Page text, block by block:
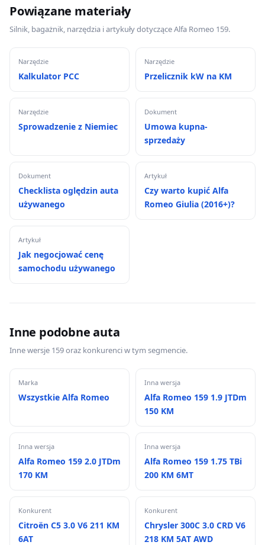
Powiązane materiały
Silnik, bagażnik, narzędzia i artykuły dotyczące Alfa Romeo 159.
Narzędzie
Kalkulator PCC
Narzędzie
Przelicznik kW na KM
Narzędzie
Sprowadzenie z Niemiec
Dokument
Umowa kupna-
sprzedaży
Dokument
Checklista oględzin auta
używanego
Artykuł
Czy warto kupić Alfa
Romeo Giulia (2016+)?
Artykuł
Jak negocjować cenę
samochodu używanego
Inne podobne auta
Inne wersje 159 oraz konkurenci w tym segmencie.
Marka
Wszystkie Alfa Romeo
Inna wersja
Alfa Romeo 159 1.9 JTDm
150 KM
Inna wersja
Alfa Romeo 159 2.0 JTDm
170 KM
Inna wersja
Alfa Romeo 159 1.75 TBi
200 KM 6MT
Konkurent
Citroën C5 3.0 V6 211 KM
6AT
Konkurent
Chrysler 300C 3.0 CRD V6
218 KM 5AT AWD